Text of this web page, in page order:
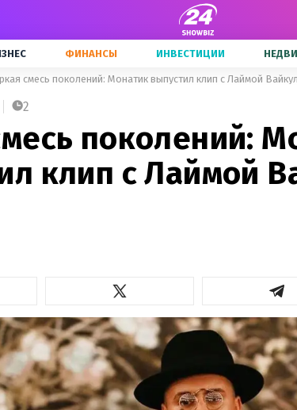
ФИНАНСЫ ИНВЕСТИЦИИ
смесь поколений: Монатик выпустил клип с Лаймой
2
поколений:
клип с Лаймой